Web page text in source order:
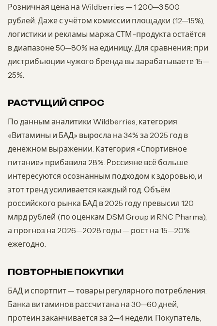
Розничная цена на Wildberries — 1 200—3 500
рублей. Даже с учётом комиссии площадки (12—15%),
логистики и рекламы маржа СТМ-продукта остаётся
в диапазоне 50—80% на единицу. Для сравнения: при
дистрибьюции чужого бренда вы зарабатываете 15—
25%.
РАСТУЩИЙ СПРОС
По данным аналитики Wildberries, категория
«Витамины и БАД» выросла на 34% за 2025 год в
денежном выражении. Категория «Спортивное
питание» прибавила 28%. Россияне всё больше
интересуются осознанным подходом к здоровью, и
этот тренд усиливается каждый год. Объём
российского рынка БАД в 2025 году превысил 120
млрд рублей (по оценкам DSM Group и RNC Pharma),
а прогноз на 2026—2028 годы — рост на 15—20%
ежегодно.
ПОВТОРНЫЕ ПОКУПКИ
БАД и спортпит — товары регулярного потребления.
Банка витаминов рассчитана на 30—60 дней,
протеин заканчивается за 2—4 недели. Покупатель,